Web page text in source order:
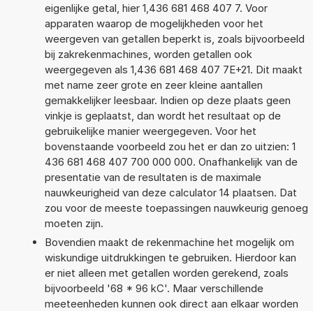
eigenlijke getal, hier 1,436 681 468 407 7. Voor
apparaten waarop de mogelijkheden voor het
weergeven van getallen beperkt is, zoals bijvoorbeeld
bij zakrekenmachines, worden getallen ook
weergegeven als 1,436 681 468 407 7E+21. Dit maakt
met name zeer grote en zeer kleine aantallen
gemakkelijker leesbaar. Indien op deze plaats geen
vinkje is geplaatst, dan wordt het resultaat op de
gebruikelijke manier weergegeven. Voor het
bovenstaande voorbeeld zou het er dan zo uitzien: 1
436 681 468 407 700 000 000. Onafhankelijk van de
presentatie van de resultaten is de maximale
nauwkeurigheid van deze calculator 14 plaatsen. Dat
zou voor de meeste toepassingen nauwkeurig genoeg
moeten zijn.
Bovendien maakt de rekenmachine het mogelijk om
wiskundige uitdrukkingen te gebruiken. Hierdoor kan
er niet alleen met getallen worden gerekend, zoals
bijvoorbeeld '68 * 96 kC'. Maar verschillende
meeteenheden kunnen ook direct aan elkaar worden